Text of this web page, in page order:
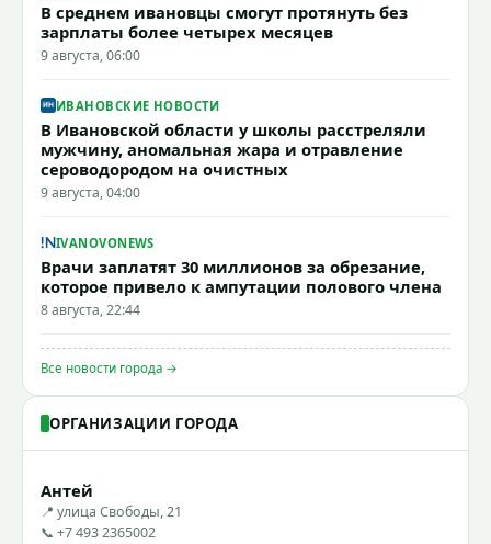
В среднем ивановцы смогут протянуть без
зарплаты более четырех месяцев
9 августа, 06:00
ИВАНОВСКИЕ НОВОСТИ
В Ивановской области у школы расстреляли
мужчину, аномальная жара и отравление
сероводородом на очистных
9 августа, 04:00
IVANOVONEWS
Врачи заплатят 30 миллионов за обрезание,
которое привело к ампутации полового члена
8 августа, 22:44
Все новости города →
ОРГАНИЗАЦИИ ГОРОДА
Антей
📍 улица Свободы, 21
📞 +7 493 2365002